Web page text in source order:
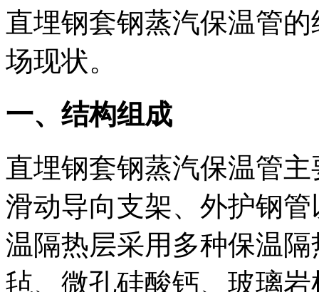
直埋钢套钢蒸汽保温管
场现状。
一、结构组成
直埋钢套钢蒸汽保温管
滑动导向支架、外护钢
温隔热层采用多种保温
毡、微孔硅酸钙、玻璃